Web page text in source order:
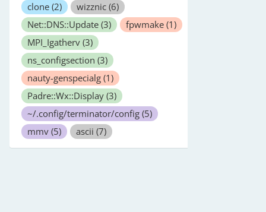
clone (2) wizznic (6)
Net::DNS::Update (3) fpwmake (1)
MPI_Igatherv (3)
ns_configsection (3)
nauty-genspecialg (1)
Padre::Wx::Display (3)
~/.config/terminator/config (5)
mmv (5) ascii (7)